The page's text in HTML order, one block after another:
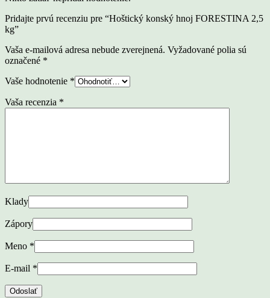
Pridajte prvú recenziu pre “Hoštický konský hnoj FORESTINA 2,5
kg”
Vaša e-mailová adresa nebude zverejnená. Vyžadované polia sú
označené *
Vaše hodnotenie *
Vaša recenzia *
Klady
Zápory
Meno *
E-mail *